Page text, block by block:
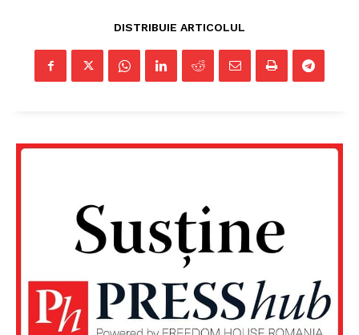
PRESShub
Despre noi / Echipa
Proiecte editoriale
DISTRIBUIE ARTICOLUL